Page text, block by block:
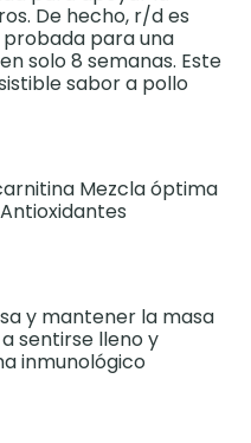
De hecho, r/d es
para una
solo 8 semanas. Este
sabor a pollo
Mezcla óptima
y mantener la masa
sentirse lleno y
inmunológico